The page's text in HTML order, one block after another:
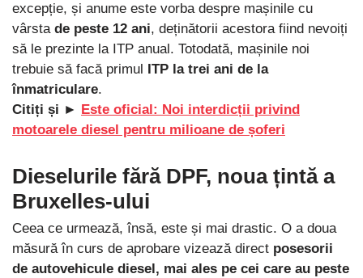
excepție, și anume este vorba despre mașinile cu
vârsta de peste 12 ani, deținătorii acestora fiind nevoiți
să le prezinte la ITP anual. Totodată, mașinile noi
trebuie să facă primul
ITP la trei ani de la
înmatriculare.
Citiți și ►
Este oficial: Noi interdicții privind
motoarele diesel pentru milioane de șoferi
Dieselurile fără DPF, noua țintă a
Bruxelles-ului
Ceea ce urmează, însă, este și mai drastic. O a doua
măsură în curs de aprobare vizează direct posesorii
de autovehicule diesel, mai ales pe cei care au peste